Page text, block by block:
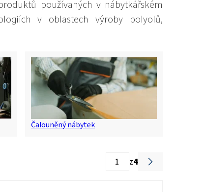
používaných v nábytkářském
v oblastech výroby polyolů,
Čalouněný nábytek
z4